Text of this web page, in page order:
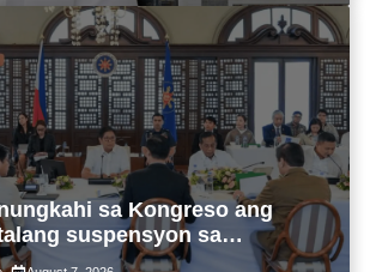
sa Kongreso ang
suspensyon sa
ng Real Property Valuation